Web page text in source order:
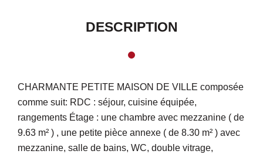
DESCRIPTION
CHARMANTE PETITE MAISON DE VILLE composée
comme suit: RDC : séjour, cuisine équipée,
rangements Étage : une chambre avec mezzanine ( de
9.63 m² ) , une petite pièce annexe ( de 8.30 m² ) avec
mezzanine, salle de bains, WC, double vitrage,